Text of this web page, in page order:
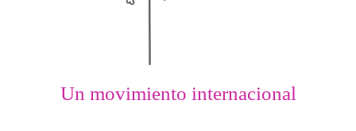
Un movimiento internacional